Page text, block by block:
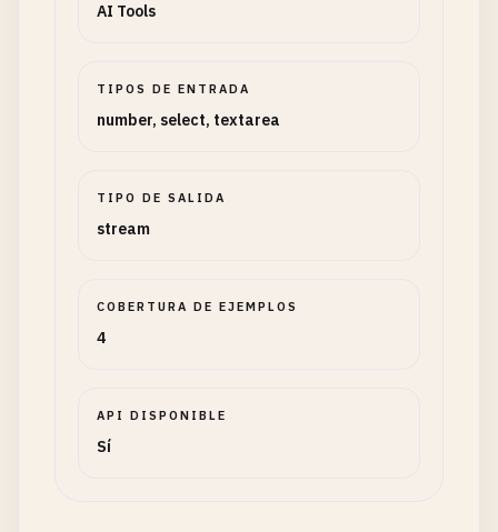
AI Tools
TIPOS DE ENTRADA
number, select, textarea
TIPO DE SALIDA
stream
COBERTURA DE EJEMPLOS
4
API DISPONIBLE
Sí